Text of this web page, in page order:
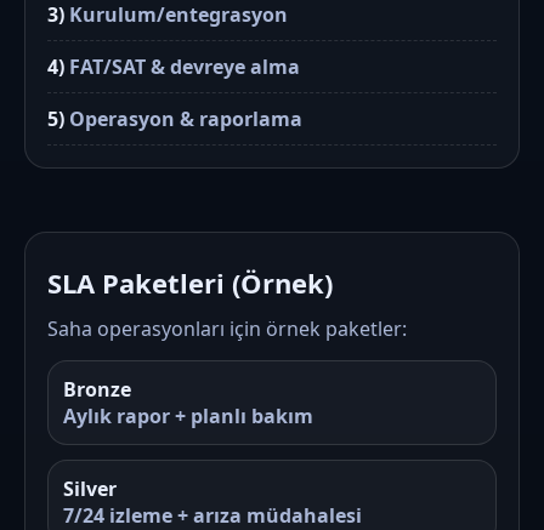
3) Kurulum/entegrasyon
4) FAT/SAT & devreye alma
5) Operasyon & raporlama
SLA Paketleri (Örnek)
Saha operasyonları için örnek paketler:
Bronze
Aylık rapor + planlı bakım
Silver
7/24 izleme + arıza müdahalesi